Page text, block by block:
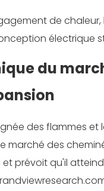
de
électrique
du
des flammes
marché des
et prévoit qu'il